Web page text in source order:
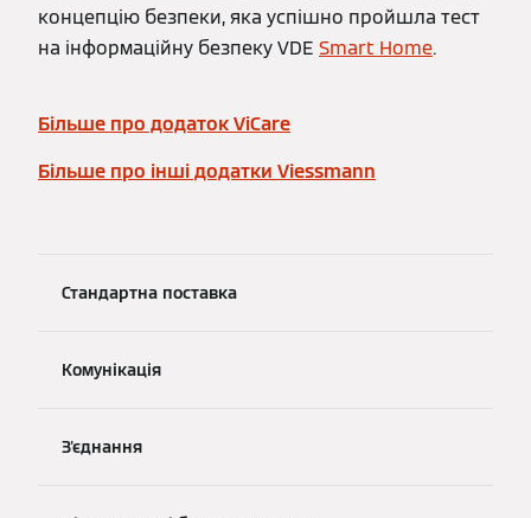
концепцію безпеки, яка успішно пройшла тест
на інформаційну безпеку VDE Smart Home.
Більше про додаток ViCare
Більше про інші додатки Viessmann
Стандартна поставка
Комунікація
З'єднання